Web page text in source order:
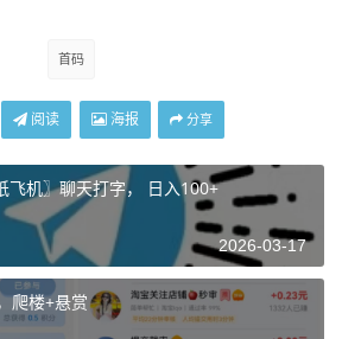
首码
阅读 海报 分享
飞机〗聊天打字， 日入100+
2026-03-17
爬楼+悬赏